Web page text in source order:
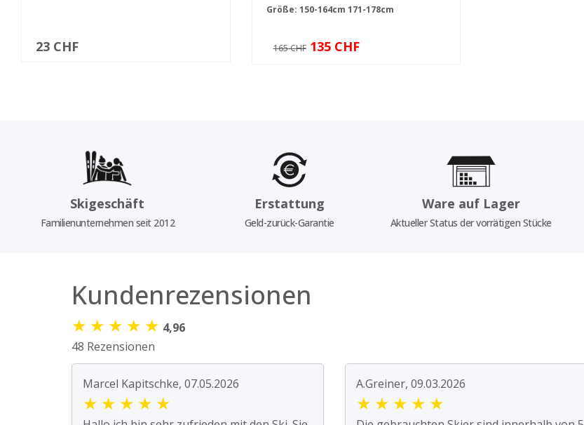
23 CHF
Größe: 150-164cm 171-178cm
165 CHF 135 CHF
Skigeschäft
Familienunternehmen seit 2012
Erstattung
Geld-zurück-Garantie
Ware auf Lager
Aktueller Status der vorrätigen Stücke
Kundenrezensionen
★ ★ ★ ★ ★ 4,96
48 Rezensionen
Marcel Kapitschke, 07.05.2026
★ ★ ★ ★ ★
A.Greiner, 09.03.2026
★ ★ ★ ★ ★